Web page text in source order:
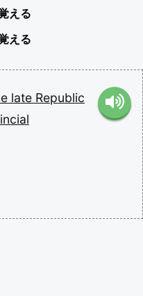
える
える
late Republic